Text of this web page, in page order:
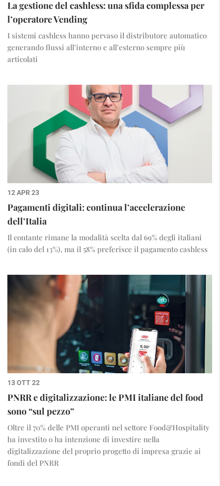
La gestione del cashless: una sfida complessa per
l’operatore Vending
I sistemi cashless hanno pervaso il distributore automatico
generando flussi all’interno e all’esterno sempre più
articolati
12 APR 23
Pagamenti digitali: continua l’accelerazione
dell’Italia
Il contante rimane la modalità scelta dal 69% degli italiani
(in calo del 13%), ma il 58% preferisce il pagamento cashless
13 OTT 22
PNRR e digitalizzazione: le PMI italiane del food
sono “sul pezzo”
Oltre il 70% delle PMI operanti nel settore Food&Hospitality
ha investito o ha intenzione di investire nella
digitalizzazione del proprio progetto di impresa grazie ai
fondi del PNRR